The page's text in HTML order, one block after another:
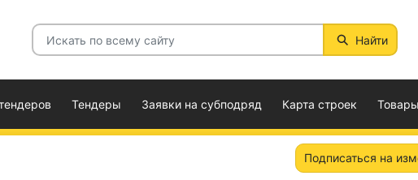
Найти
Тендеры Заявки на субподряд Карта строек Товары
Подписаться на